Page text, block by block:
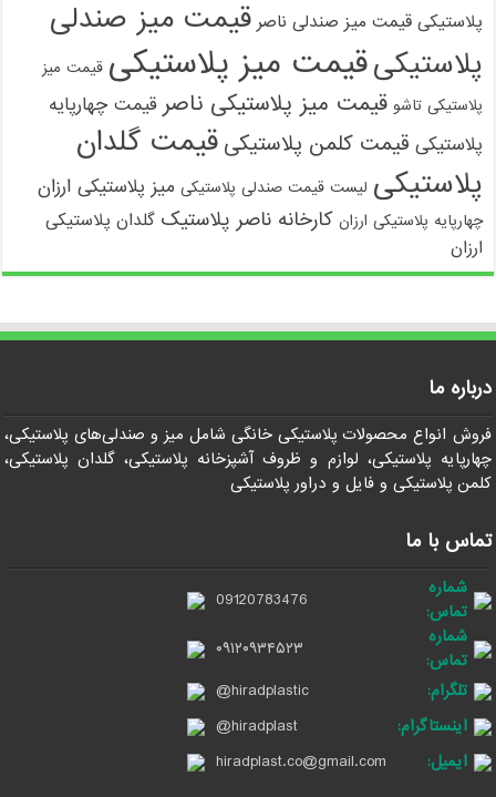
پلاستیکی قیمت میز صندلی ناصر قیمت میز صندلی
پلاستیکیقیمت میز پلاستیکی قیمت میز
پلاستیکی تاشو قیمت میز پلاستیکی ناصر قیمت چهارپایه
پلاستیکی قیمت کلمن پلاستیکی قیمت گلدان
پلاستیکی لیست قیمت صندلی پلاستیکی میز پلاستیکی ارزان
چهارپایه پلاستیکی ارزان کارخانه ناصر پلاستیک گلدان پلاستیکی
ارزان
درباره ما
فروش انواع محصولات پلاستیکی خانگی شامل میز و صندلی‌های پلاستیکی،
چهارپایه پلاستیکی، لوازم و ظروف آشپزخانه پلاستیکی، گلدان پلاستیکی،
کلمن پلاستیکی و فایل و دراور پلاستیکی
تماس با ما
شماره
تماس:
09120783476
شماره
تماس:
۰۹۱۲۰۹۳۴۵۲۳
تلگرام:
@hiradplastic
اینستاگرام:
@hiradplast
ایمیل:
hiradplast.co@gmail.com